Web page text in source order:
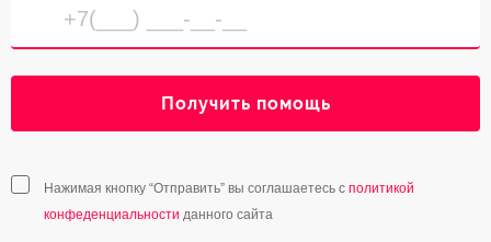
Получить помощь
Нажимая кнопку “Отправить” вы соглашаетесь с политикой
конфеденциальности данного сайта